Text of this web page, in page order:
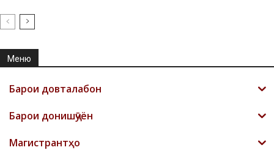
Меню
Барои довталабон
Барои донишҷӯён
Магистрантҳо